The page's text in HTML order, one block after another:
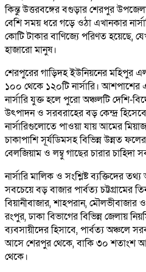
কিন্তু উত্তরবঙ্গের বগুড়ার শেরপুর
বেশি সময় ধরে গড়ে ওঠা এখানকার
কোটি টাকার বাণিজ্যে পরিণত হয়েছে,
হাজারো মানুষ।
শেরপুরের গাড়িদহ ইউনিয়নের মহিপুর
১০০ থেকে ১২০টি নার্সারি।
নার্সারি যুক্ত হলে পুরো অঞ্চলটি দেশি-
উৎপাদন ও সরবরাহের বড় কেন্দ্র
নার্সারিগুলোতে পাওয়া যায় আমের
চাকাপাশি সূর্যডিমসহ বিভিন্ন উন্নত
বেলজিয়াম ও লম্বু গাছের চারার চাহিদা
নার্সারি মালিক ও সংশ্লিষ্ট ব্যক্তিদের
সবচেয়ে বড় বাজার পার্বত্য চট্টগ্রামের
বিয়ানীবাজার, শাহপরান, মৌলভীবাজার
রংপুর, ঢাকা বিভাগের বিভিন্ন জেলায়
ব্যবসায়ীদের হিসাবে, পার্বত্য অঞ্চলে
আসে শেরপুর থেকে, বাকি ৩০ শতাংশ
থেকে।